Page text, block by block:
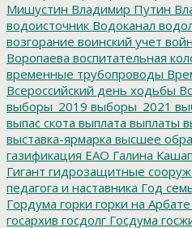
Мишустин Владимир Путин
водоисточник Водоканал
возгорание воинский учет
Воропаева воспитательная
временные трубопроводы
Всероссийский день ходьбы
выборы_2019 выборы_2021
выпас скота выплата выплаты
выставка-ярмарка высшее
газификация ЕАО Галина
Гигант гидрозащитные
педагога и наставника Год
Гордума горки горки на Арбате
госархив госдолг Госдума